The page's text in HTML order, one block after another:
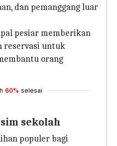
dan pemanggang luar
pesiar memberikan
reservasi untuk
orang
60% selesai
sekolah
populer bagi